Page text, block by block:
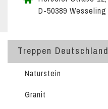
D-50389 Wesseling
Treppen Deutschland
Naturstein
Granit